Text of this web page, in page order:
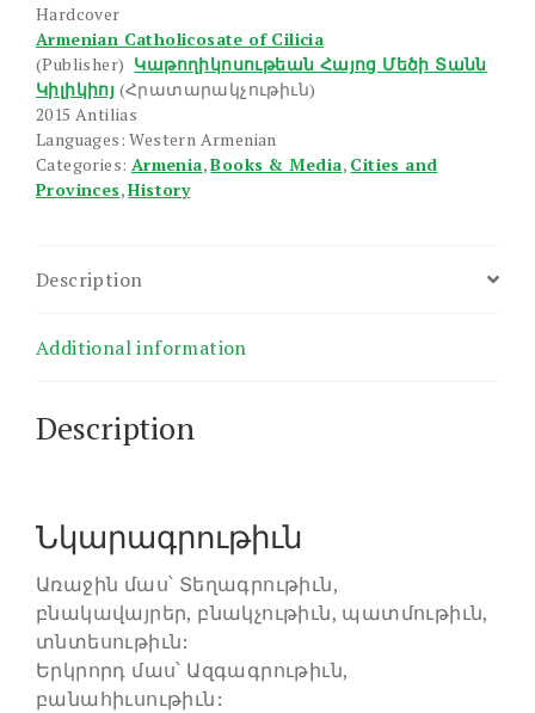
Hardcover
Armenian Catholicosate of Cilicia
(Publisher) Կաթողիկոսութեան Հայոց Մեծի Տանն
Կիլիկիոյ (Հրատարակչութիւն)
2015 Antilias
Languages: Western Armenian
Categories: Armenia,Books & Media, Cities and
Provinces,History
Description
Additional information
Description
Նկարագրութիւն
Առաջին մաս՝ Տեղագրութիւն,
բնակավայրեր, բնակչութիւն, պատմութիւն,
տնտեսութիւն:
Երկրորդ մաս՝ Ազգագրութիւն,
բանահիւսութիւն: